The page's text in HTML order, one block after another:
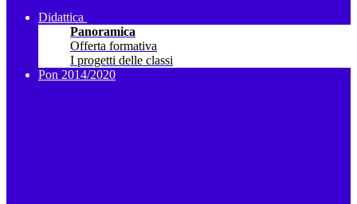
Didattica
Panoramica
Offerta formativa
I progetti delle classi
Pon 2014/2020